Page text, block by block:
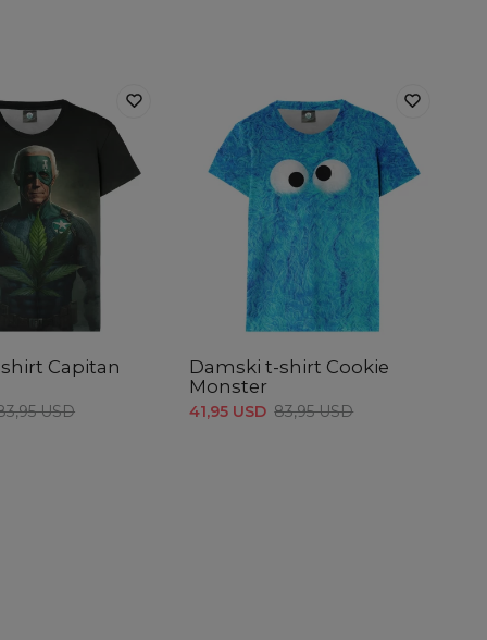
Capitan
USD
Damski t-shirt Cookie
Monster
41,95 USD 83,95 USD